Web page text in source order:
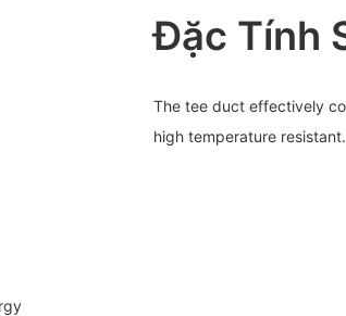
Đặc Tính
The tee duct effectively
high temperature